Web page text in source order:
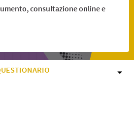
consultazione online e